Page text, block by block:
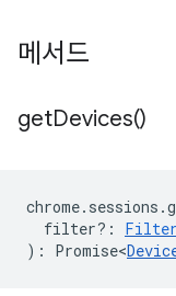
메서드
getDevices()
chrome. sessions .
filter? : Filter
) : Promise<